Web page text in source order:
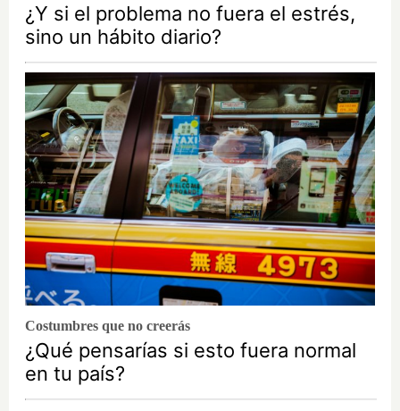
¿Y si el problema no fuera el estrés,
sino un hábito diario?
Costumbres que no creerás
¿Qué pensarías si esto fuera normal
en tu país?